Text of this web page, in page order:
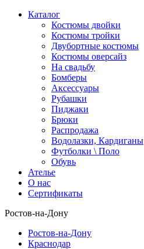
Каталог
Костюмы двойки
Костюмы тройки
Двубортные костюмы
Костюмы оверсайз
На свадьбу
Бомберы
Аксессуары
Рубашки
Пиджаки
Брюки
Распродажа
Водолазки, Кардиганы
Футболки \ Поло
Обувь
Ателье
О нас
Сертификаты
Ростов-на-Дону
Ростов-на-Дону
Краснодар